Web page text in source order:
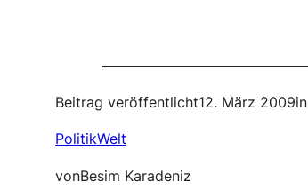
Beitrag veröffentlicht12. März 2009in
PolitikWelt
vonBesim Karadeniz